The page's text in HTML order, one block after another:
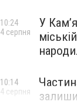
У
10:24
4 серпня
10:14
4 серпня